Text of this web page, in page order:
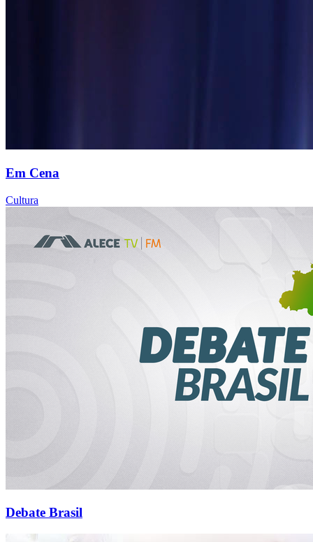
Em Cena
Cultura
Debate Brasil